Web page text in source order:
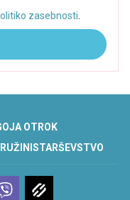
zasebnosti
OTROK
STARŠEVSTVO